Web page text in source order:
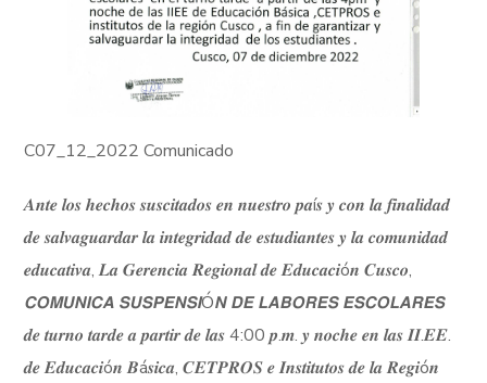
C07_12_2022 Comunicado
𝑨𝒏𝒕𝒆 𝒍𝒐𝒔 𝒉𝒆𝒄𝒉𝒐𝒔 𝒔𝒖𝒔𝒄𝒊𝒕𝒂𝒅𝒐𝒔 𝒆𝒏 𝒏𝒖𝒆𝒔𝒕𝒓𝒐 𝒑𝒂í𝒔 𝒚 𝒄𝒐𝒏 𝒍𝒂 𝒇𝒊𝒏𝒂𝒍𝒊𝒅𝒂𝒅
𝒅𝒆 𝒔𝒂𝒍𝒗𝒂𝒈𝒖𝒂𝒓𝒅𝒂𝒓 𝒍𝒂 𝒊𝒏𝒕𝒆𝒈𝒓𝒊𝒅𝒂𝒅 𝒅𝒆 𝒆𝒔𝒕𝒖𝒅𝒊𝒂𝒏𝒕𝒆𝒔 𝒚 𝒍𝒂 𝒄𝒐𝒎𝒖𝒏𝒊𝒅𝒂𝒅
𝒆𝒅𝒖𝒄𝒂𝒕𝒊𝒗𝒂, 𝑳𝒂 𝑮𝒆𝒓𝒆𝒏𝒄𝒊𝒂 𝑹𝒆𝒈𝒊𝒐𝒏𝒂𝒍 𝒅𝒆 𝑬𝒅𝒖𝒄𝒂𝒄𝒊ó𝒏 𝑪𝒖𝒔𝒄𝒐,
𝘾𝙊𝙈𝙐𝙉𝙄𝘾𝘼 𝙎𝙐𝙎𝙋𝙀𝙉𝙎𝙄Ó𝙉 𝘿𝙀 𝙇𝘼𝘽𝙊𝙍𝙀𝙎 𝙀𝙎𝘾𝙊𝙇𝘼𝙍𝙀𝙎
𝒅𝒆 𝒕𝒖𝒓𝒏𝒐 𝒕𝒂𝒓𝒅𝒆 𝒂 𝒑𝒂𝒓𝒕𝒊𝒓 𝒅𝒆 𝒍𝒂𝒔 4:00 𝒑.𝒎. 𝒚 𝒏𝒐𝒄𝒉𝒆 𝒆𝒏 𝒍𝒂𝒔 𝑰𝑰.𝑬𝑬.
𝒅𝒆 𝑬𝒅𝒖𝒄𝒂𝒄𝒊ó𝒏 𝑩á𝒔𝒊𝒄𝒂, 𝑪𝑬𝑻𝑷𝑹𝑶𝑺 𝒆 𝑰𝒏𝒔𝒕𝒊𝒕𝒖𝒕𝒐𝒔 𝒅𝒆 𝒍𝒂 𝑹𝒆𝒈𝒊ó𝒏